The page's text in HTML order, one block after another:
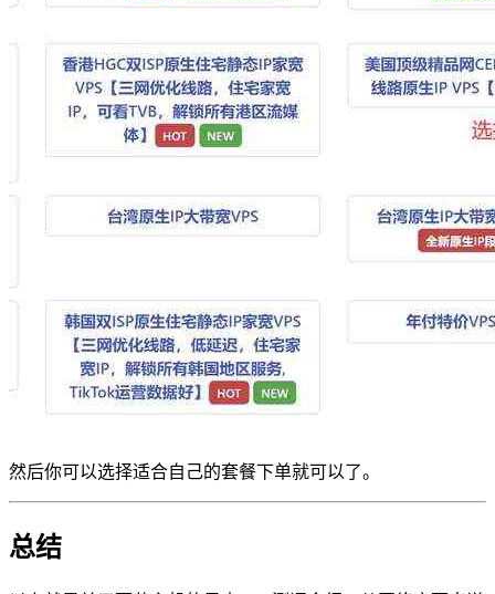
然后你可以选择适合自己的套餐下单就可以了。
总结